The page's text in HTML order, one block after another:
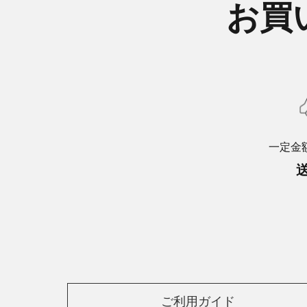
お買
一定金
ご利用ガイド